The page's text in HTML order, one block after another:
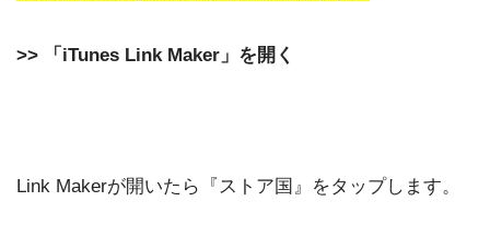
>> 「iTunes Link Maker」を開く
Link Makerが開いたら『ストア国』をタップします。